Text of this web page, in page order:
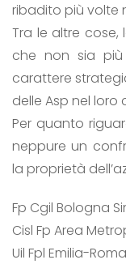
ribadito più volte
Tra le altre cose,
che non sia
carattere
delle Asp nel loro
Per quanto
neppure un
la proprietà
Fp Cgil Bologna
Cisl Fp Area
Uil Fpl Emilia-